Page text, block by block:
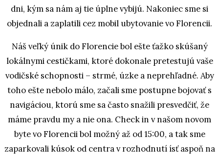
dni, kým sa nám aj tie úplne vybijú. Nakoniec sme si
objednali a zaplatili cez mobil ubytovanie vo Florencii.
Náš veľký únik do Florencie bol ešte ťažko skúšaný
lokálnymi cestičkami, ktoré dokonale pretestujú vaše
vodičské schopnosti – strmé, úzke a neprehľadné. Aby
toho ešte nebolo málo, začali sme postupne bojovať s
navigáciou, ktorú sme sa často snažili presvedčiť, že
máme pravdu my a nie ona. Check in v našom novom
byte vo Florencii bol možný až od 15:00, a tak sme
zaparkovali kúsok od centra v rozhodnutí ísť aspoň na